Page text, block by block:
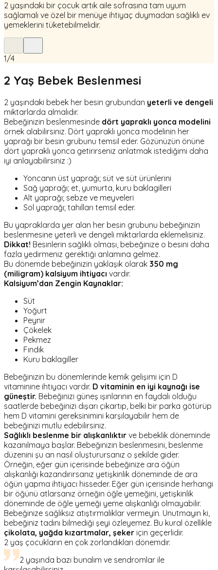
2 yaşındaki bir çocuk artık aile sofrasına tam uyum
sağlamalı ve özel bir menüye ihtiyaç duymadan sağlıklı ev
yemeklerini tüketebilmelidir.
1/4
2 Yaş Bebek Beslenmesi
2 yaşındaki bebek her besin grubundan yeterli ve dengeli
miktarlarda almalıdır.
Bebeğinizin beslenmesinde dört yapraklı yonca modelini
örnek alabilirsiniz. Dört yapraklı yonca modelinin her
yaprağı bir besin grubunu temsil eder. Gözünüzün önüne
dört yapraklı yonca getirirseniz anlatmak istediğimi daha
iyi anlayabilirsiniz :)
Yoncanın üst yaprağı; süt ve süt ürünlerini
Sağ yaprağı; et, yumurta, kuru baklagilleri
Alt yaprağı; sebze ve meyveleri
Sol yaprağı; tahılları temsil eder.
Bu yapraklarda yer alan her besin grubunu bebeğinizin
beslenmesine yeterli ve dengeli miktarlarda eklemelisiniz.
Dikkat! Besinlerin sağlıklı olması, bebeğinize o besini daha
fazla yedirmeniz gerektiği anlamına gelmez.
Bu dönemde bebeğinizin yaklaşık olarak 350 mg
(miligram) kalsiyum ihtiyacı vardır.
Kalsiyum’dan Zengin Kaynaklar:
Süt
Yoğurt
Peynir
Çökelek
Pekmez
Fındık
Kuru baklagiller
Bebeğinizin bu dönemlerinde kemik gelişimi için D
vitaminine ihtiyacı vardır. D vitaminin en iyi kaynağı ise
güneştir. Bebeğinizi güneş ışınlarının en faydalı olduğu
saatlerde bebeğinizi dışarı çıkartıp, belki bir parka götürüp
hem D vitamini gereksinimini karşılayabilir hem de
bebeğinizi mutlu edebilirsiniz.
Sağlıklı beslenme bir alışkanlıktır ve bebeklik döneminde
kazanılmaya başlar. Bebeğinizin beslenmesini, beslenme
düzenini şu an nasıl oluşturursanız o şekilde gider.
Örneğin, eğer gün içerisinde bebeğinize ara öğün
alışkanlığı kazandırırsanız yetişkinlik döneminde de ara
öğün yapma ihtiyacı hisseder. Eğer gün içerisinde herhangi
bir öğünü atlarsanız örneğin öğle yemeğini, yetişkinlik
döneminde de öğle yemeği yeme alışkanlığı olmayabilir.
Bebeğinize sağlıksız atıştırmalıklar vermeyin. Unutmayın ki,
bebeğiniz tadını bilmediği şeyi özleyemez. Bu kural özellikle
çikolata, yağda kızartmalar, şeker için geçerlidir.
2 yaş çocukların en çok zorlandıkları dönemdir.
2 yaşında bazı bunalım ve sendromlar ile